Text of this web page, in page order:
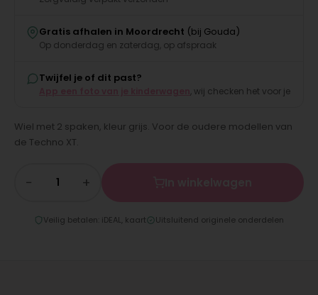
Gratis afhalen in Moordrecht (bij Gouda)
Op donderdag en zaterdag, op afspraak
Twijfel je of dit past?
, wij checken het voor je
Wiel met 2 spaken, kleur grijs. Voor de oudere modellen van
de Techno XT.
− +
Veilig betalen: iDEAL, kaart Uitsluitend originele onderdelen